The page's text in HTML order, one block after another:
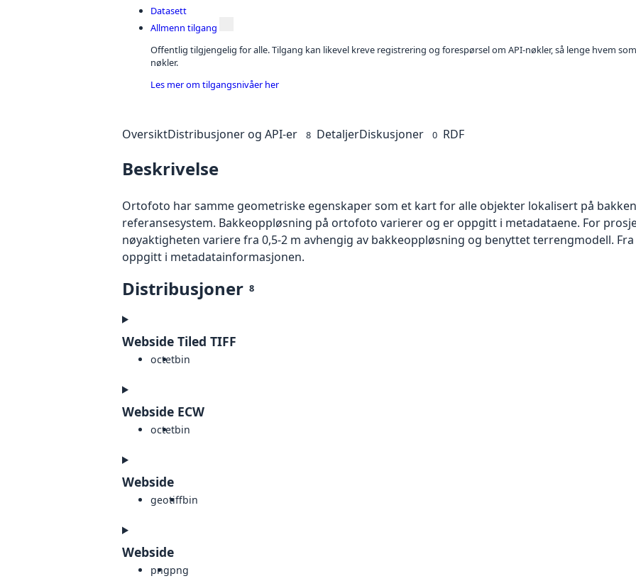
Datasett
Allmenn tilgang
Offentlig tilgjengelig for alle. Tilgang kan likevel kreve registrering og forespørsel om API-nøkler, så lenge hvem
nøkler.
Les mer om tilgangsnivåer her
OversiktDistribusjoner og API-er 8 DetaljerDiskusjoner 0 RDF
Beskrivelse
Ortofoto har samme geometriske egenskaper som et kart for alle objekter lokalisert på
referansesystem. Bakkeoppløsning på ortofoto varierer og er oppgitt i metadataene. For
nøyaktigheten variere fra 0,5-2 m avhengig av bakkeoppløsning og benyttet terrengmodell.
oppgitt i metadatainformasjonen.
Distribusjoner 8
Webside Tiled TIFF
octetbin
Webside ECW
octetbin
Webside
geotiffbin
Webside
pngpng